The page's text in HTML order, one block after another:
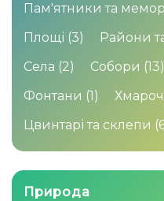
Пам'ятники та
Площі (3) Райони
Села (2) Собори (13)
Фонтани (1)
Цвинтарі та склепи
Природа